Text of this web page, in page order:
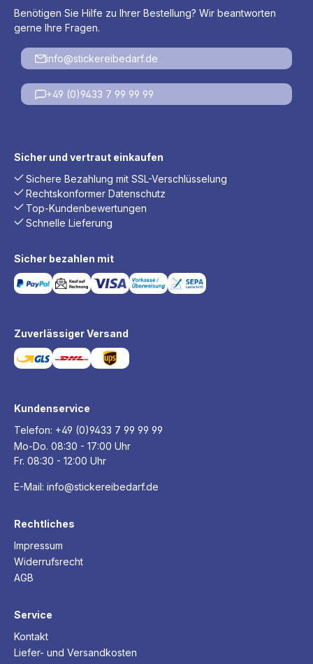
Benötigen Sie Hilfe zu Ihrer Bestellung? Wir beantworten
gerne Ihre Fragen.
info@stickereibedarf.de
+49 (0)9433 7 99 99 99
Sicher und vertraut einkaufen
Sichere Bezahlung mit SSL-Verschlüsselung
Rechtskonformer Datenschutz
Top-Kundenbewertungen
Schnelle Lieferung
Sicher bezahlen mit
Zuverlässiger Versand
Kundenservice
Telefon: +49 (0)9433 7 99 99 99
Mo-Do. 08:30 - 17:00 Uhr
Fr. 08:30 - 12:00 Uhr
E-Mail: info@stickereibedarf.de
Rechtliches
Impressum
Widerrufsrecht
AGB
Service
Kontakt
Liefer- und Versandkosten